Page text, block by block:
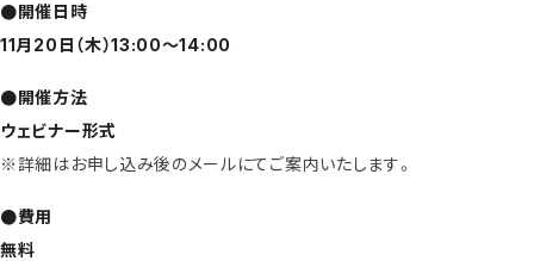
●開催日時
11月20日（木）13:00～14:00
●開催方法
ウェビナー形式
※詳細はお申し込み後のメールにてご案内いたします。
●費用
無料